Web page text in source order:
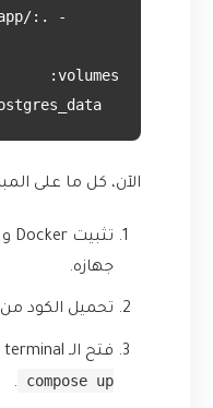
الآن، كل ما على
جهازه.
تحميل الكود من Git.
فتح الـ terminal وكتابة أمر واحد:
compose up
.